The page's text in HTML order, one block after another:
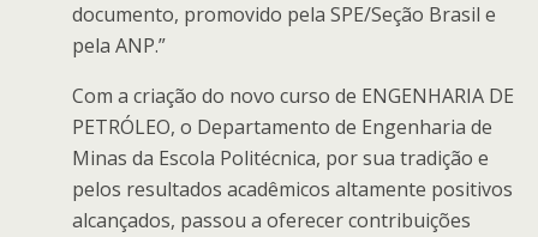
documento, promovido pela SPE/Seção Brasil e
pela ANP.”
Com a criação do novo curso de ENGENHARIA DE
PETRÓLEO, o Departamento de Engenharia de
Minas da Escola Politécnica, por sua tradição e
pelos resultados acadêmicos altamente positivos
alcançados, passou a oferecer contribuições